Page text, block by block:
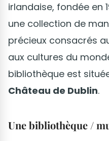
irlandaise, fondée en
une collection de
précieux consacrés
aux cultures du
bibliothèque est
Château de Dublin.
Une bibliothèque /